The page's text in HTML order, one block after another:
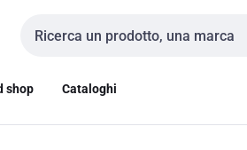
Cerca input
shop Cataloghi